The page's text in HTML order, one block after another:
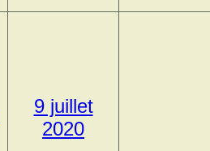
9 juillet
2020